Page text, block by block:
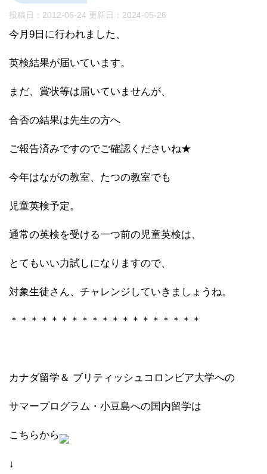
投稿日：2012-06-24 更新日： 2024-05-26
今月9日に行われました、
英検結果が届いています。
まだ、賞状等は届いていませんが、
合否の結果は先生の方へ
ご報告済みですのでご確認くださいね★
今年はながの教室、たつの教室でも
児童英検予定。
通常の英検を受ける一つ前の児童英検は、
とてもいい力試しになりますので、
対象生徒さん、チャレンジしていきましょうね。
＊＊＊＊＊＊＊＊＊＊＊＊＊＊＊＊＊＊＊
カナダ留学＆ ブリティッシュコロンビア大学への
サマープログラム・小豆島への国内留学は
こちらから
↓